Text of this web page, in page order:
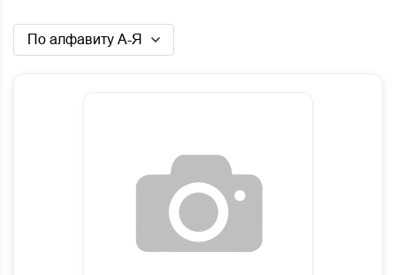
ЦФ КАМА (ZF KAMA)
По алфавиту А-Я